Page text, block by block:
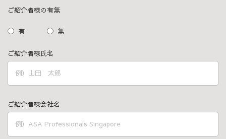
ご紹介者様の有無
有 無
ご紹介者様氏名
ご紹介者様会社名